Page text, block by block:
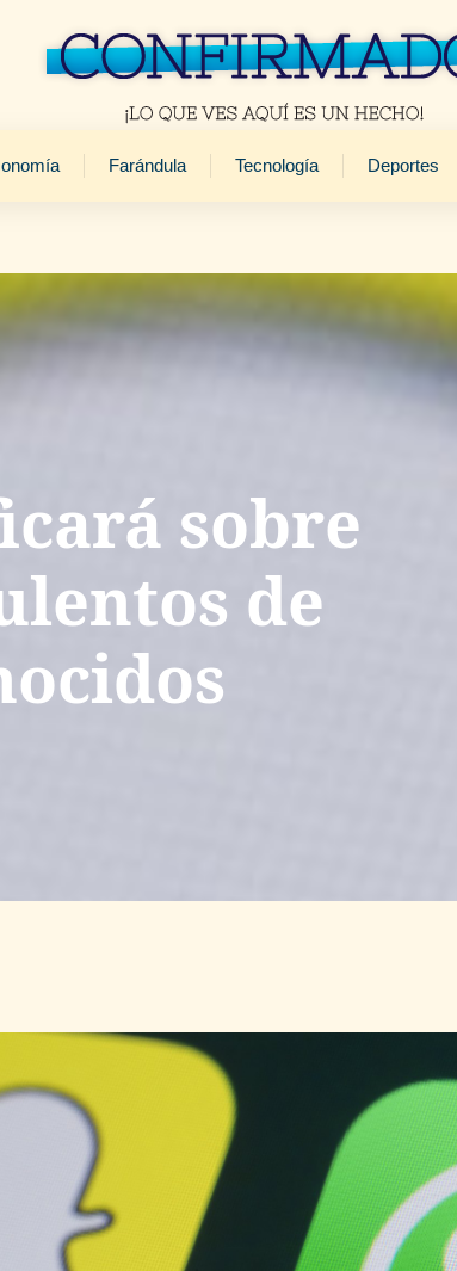
Farándula Tecnología Deportes
sobre
de